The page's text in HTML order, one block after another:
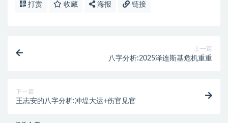
打赏 收藏 海报 链接
上一篇
八字分析:2025泽连斯基危机重重
下一篇
王志安的八字分析:冲堤大运+伤官见官